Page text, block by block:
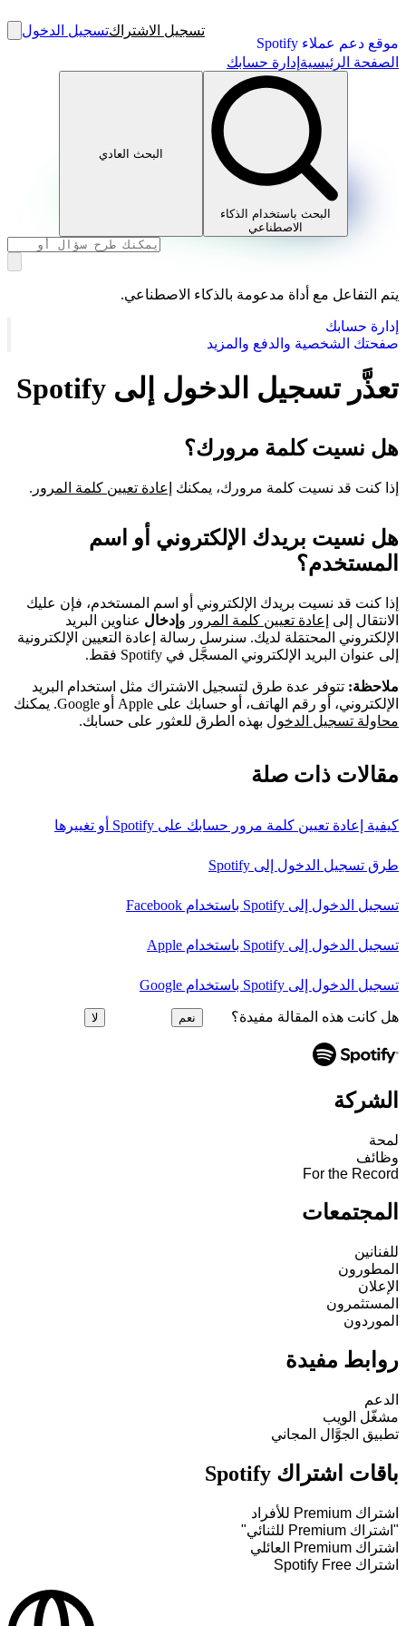
موقع دعم عملاء Spotify
تسجيل الاشتراكتسجيل الدخول
الصفحة الرئيسية إدارة حسابك
البحث باستخدام الذكاء
الاصطناعي
البحث العادي
يتم التفاعل مع أداة مدعومة بالذكاء الاصطناعي.
إدارة حسابك
صفحتك الشخصية والدفع والمزيد
تعذَّر تسجيل الدخول إلى Spotify
هل نسيت كلمة مرورك؟
إذا كنت قد نسيت كلمة مرورك، يمكنك إعادة تعيين كلمة المرور .
هل نسيت بريدك الإلكتروني أو اسم
المستخدم؟
إذا كنت قد نسيت بريدك الإلكتروني أو اسم المستخدم، فإن عليك
الانتقال إلى
إعادة تعيين كلمة المرور و إدخال عناوين البريد
الإلكتروني المحتمَلة لديك. سنرسل رسالة إعادة التعيين الإلكترونية
إلى عنوان البريد الإلكتروني المسجَّل في Spotify فقط.
ملاحظة: تتوفر عدة طرق لتسجيل الاشتراك مثل استخدام البريد
الإلكتروني، أو رقم الهاتف، أو حسابك على Apple أو Google. يمكنك
محاولة تسجيل الدخول بهذه الطرق للعثور على حسابك.
مقالات ذات صلة
كيفية إعادة تعيين كلمة مرور حسابك على Spotify أو تغييرها
طرق تسجيل الدخول إلى Spotify
تسجيل الدخول إلى Spotify باستخدام Facebook
تسجيل الدخول إلى Spotify باستخدام Apple
تسجيل الدخول إلى Spotify باستخدام Google
هل كانت هذه المقالة مفيدة؟ نعم لا
الشركة
لمحة
وظائف
For the Record
المجتمعات
للفنانين
المطورون
الإعلان
المستثمرون
الموردون
روابط مفيدة
الدعم
مشغّل الويب
تطبيق الجوَّال المجاني
باقات اشتراك Spotify
اشتراك Premium للأفراد
"اشتراك Premium للثنائي"
اشتراك Premium العائلي
اشتراك Spotify Free